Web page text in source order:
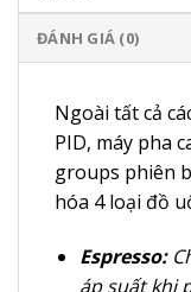
ĐÁNH GIÁ (0)
Ngoài tất cả
PID, máy pha
groups phiên
hóa 4 loại đồ
Espresso:
áp suất khi